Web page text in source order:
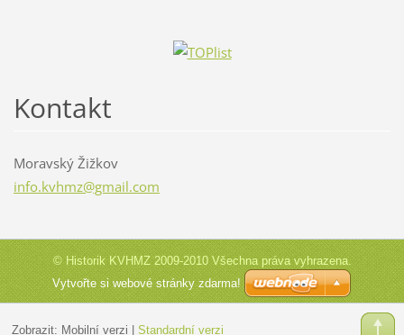
Kontakt
Moravský Žižkov
info.kvhmz@gmail.com
© Historik KVHMZ 2009-2010 Všechna práva vyhrazena.
Vytvořte si webové stránky zdarma!
Zobrazit: Mobilní verzi Standardní verzi